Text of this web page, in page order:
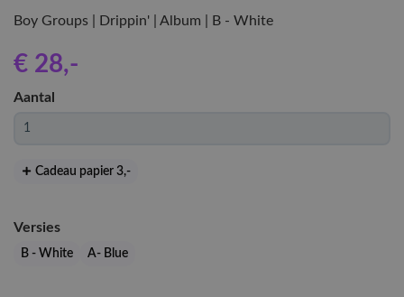
Boy Groups | Drippin' | Album | B - White
€ 28,-
Aantal
Cadeau papier 3,-
Versies
B - White A- Blue